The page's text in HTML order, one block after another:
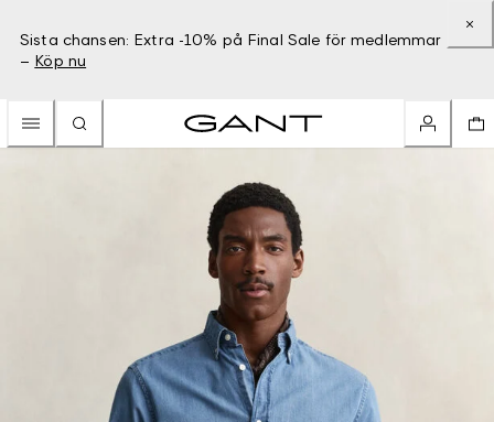
Sista chansen: Extra -10% på Final Sale för medlemmar
– Köp nu